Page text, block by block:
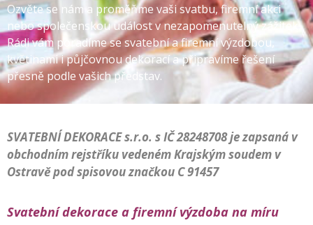
Ozvěte se nám a proměňme vaši svatbu, firemní akci
nebo společenskou událost v nezapomenutelný zážitek.
Rádi vám poradíme se svatební a firemní výzdobou,
květinami i půjčovnou dekorací a připravíme řešení
přesně podle vašich představ.
SVATEBNÍ DEKORACE s.r.o. s IČ 28248708 je zapsaná v
obchodním rejstříku vedeném Krajským soudem v
Ostravě pod spisovou značkou C 91457
Svatební dekorace a firemní výzdoba na míru